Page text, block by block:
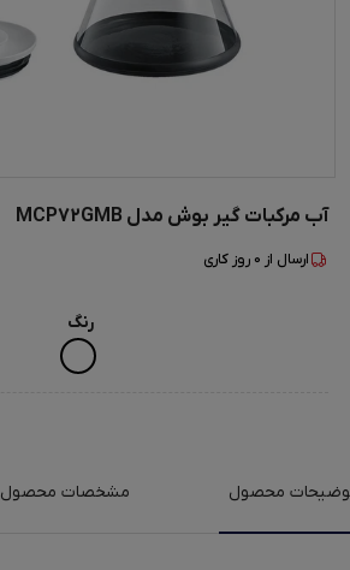
آب مرکبات گیر بوش مدل MCP72GMB
ارسال از 0 روز کاری
رنگ
محصول مشخصات محصول